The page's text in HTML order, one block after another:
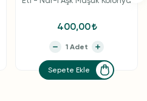
400,00
Sepete Ekle